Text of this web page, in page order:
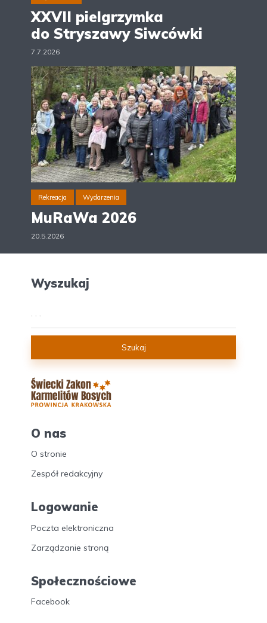
XXVII pielgrzymka
do Stryszawy Siwcówki
7.7.2026
Rekreacja Wydarzenia
MuRaWa 2026
20.5.2026
Wyszukaj
Szukaj
O nas
O stronie
Zespół redakcyjny
Logowanie
Poczta elektroniczna
Zarządzanie stroną
Społecznościowe
Facebook